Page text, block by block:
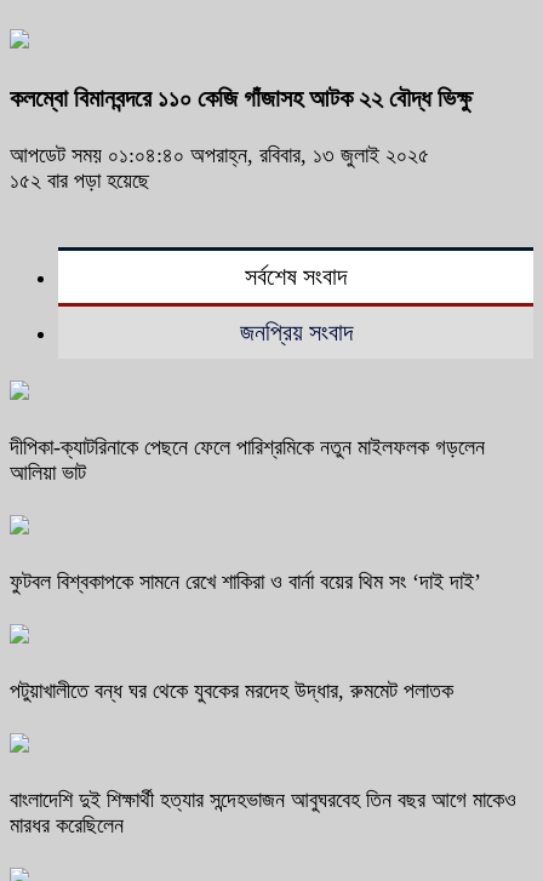
কলম্বো বিমানবন্দরে ১১০ কেজি গাঁজাসহ আটক ২২ বৌদ্ধ ভিক্ষু
আপডেট সময় ০১:০৪:৪০ অপরাহ্ন, রবিবার, ১৩ জুলাই ২০২৫
১৫২ বার পড়া হয়েছে
সর্বশেষ সংবাদ
জনপ্রিয় সংবাদ
দীপিকা-ক্যাটরিনাকে পেছনে ফেলে পারিশ্রমিকে নতুন মাইলফলক গড়লেন
আলিয়া ভাট
ফুটবল বিশ্বকাপকে সামনে রেখে শাকিরা ও বার্না বয়ের থিম সং ‘দাই দাই’
পটুয়াখালীতে বন্ধ ঘর থেকে যুবকের মরদেহ উদ্ধার, রুমমেট পলাতক
বাংলাদেশি দুই শিক্ষার্থী হত্যার সন্দেহভাজন আবুঘরবেহ তিন বছর আগে মাকেও
মারধর করেছিলেন